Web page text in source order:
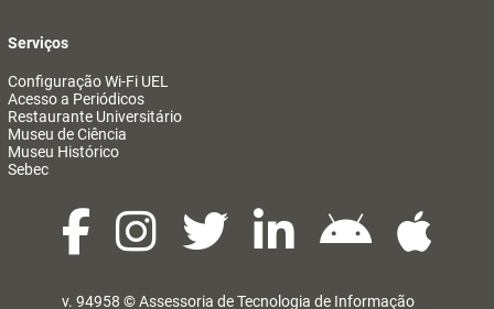
Serviços
Configuração Wi-Fi UEL
Acesso a Periódicos
Restaurante Universitário
Museu de Ciência
Museu Histórico
Sebec
v. 94958 ©Assessoria de Tecnologia de Informação